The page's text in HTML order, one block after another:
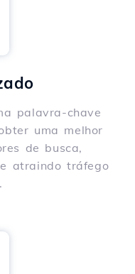
palavra-chave
uma melhor
de busca,
atraindo tráfego